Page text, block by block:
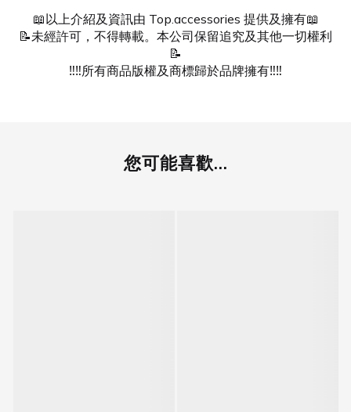
📖以上介紹及資訊由 Top.accessories 提供及擁有📖
📝未經許可，不得轉載。本公司保留追究及其他一切權利
📝
‼️‼️所有商品版權及商標歸於品牌擁有‼️‼️
您可能喜歡...